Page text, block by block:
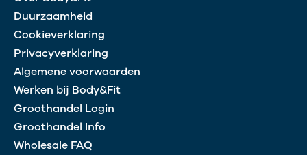
Duurzaamheid
Cookieverklaring
Privacyverklaring
Algemene voorwaarden
Werken bij Body&Fit
Groothandel Login
Groothandel Info
Wholesale FAQ